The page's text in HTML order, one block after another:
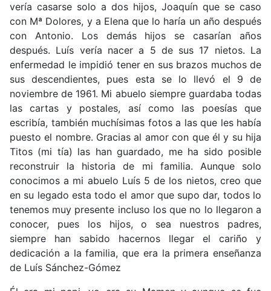
vería casarse solo a dos hijos, Joaquín que se caso
con Mª Dolores, y a Elena que lo haría un año después
con Antonio. Los demás hijos se casarían años
después. Luís vería nacer a 5 de sus 17 nietos. La
enfermedad le impidió tener en sus brazos muchos de
sus descendientes, pues esta se lo llevó el 9 de
noviembre de 1961. Mi abuelo siempre guardaba todas
las cartas y postales, así como las poesías que
escribía, también muchísimas fotos a las que les había
puesto el nombre. Gracias al amor con que él y su hija
Titos (mi tía) las han guardado, me ha sido posible
reconstruir la historia de mi familia. Aunque solo
conocimos a mi abuelo Luís 5 de los nietos, creo que
en su legado esta todo el amor que supo dar, todos lo
tenemos muy presente incluso los que no lo llegaron a
conocer, pues los hijos, o sea nuestros padres,
siempre han sabido hacernos llegar el cariño y
dedicación a la familia, que era la primera enseñanza
de Luís Sánchez-Gómez